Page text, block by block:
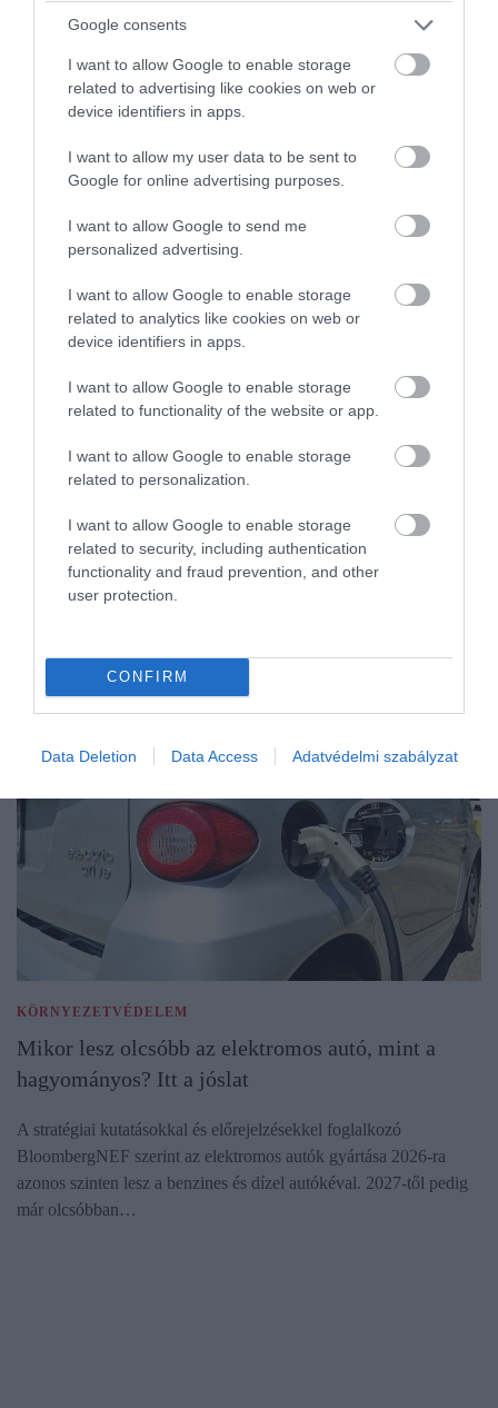
Google consents
I want to allow Google to enable storage
related to advertising like cookies on web or
device identifiers in apps.
I want to allow my user data to be sent to
Google for online advertising purposes.
I want to allow Google to send me
personalized advertising.
I want to allow Google to enable storage
related to analytics like cookies on web or
device identifiers in apps.
I want to allow Google to enable storage
related to functionality of the website or app.
I want to allow Google to enable storage
related to personalization.
I want to allow Google to enable storage
related to security, including authentication
functionality and fraud prevention, and other
user protection.
CONFIRM
Data Deletion Data Access Adatvédelmi szabályzat
A Tesla húzhatja ki a kátyúból a Panasonicot
A gyengébb első negyedéves eredmények után úgy néz ki, a
Panasonic végre a háta mögött hagyhatja a pandémia okozta
nehézségeket. A Teslának köszönhetően az év egészében 30
százalékos növekedést…
KÖRNYEZETVÉDELEM
Mikor lesz olcsóbb az elektromos autó, mint a
hagyományos? Itt a jóslat
A stratégiai kutatásokkal és előrejelzésekkel foglalkozó
BloombergNEF szerint az elektromos autók gyártása 2026-ra
azonos szinten lesz a benzines és dízel autókéval. 2027-től pedig
már olcsóbban…